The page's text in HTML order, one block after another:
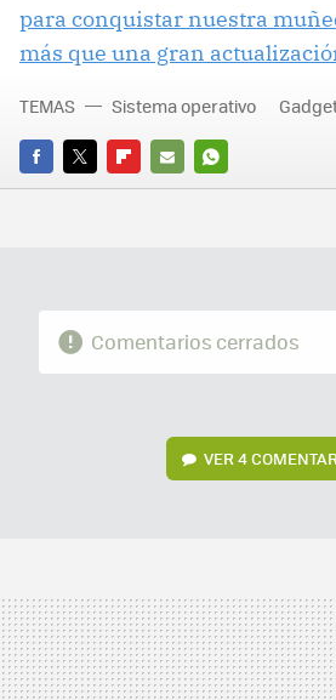
para conquistar nuestra
más que una gran
FACEBOOK
TWITTERFLIPBOARD
E-
WHATSAPP
TEMAS Sistema operativo
Comentarios cerrados
VER4